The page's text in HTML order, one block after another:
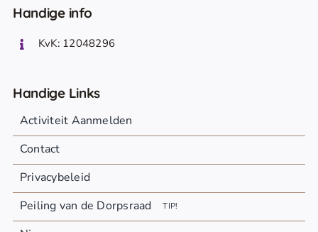
Handige info
KvK: 12048296
Handige Links
Activiteit Aanmelden
Contact
Privacybeleid
Peiling van de Dorpsraad
TIP!